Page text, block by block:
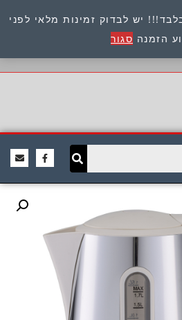
יש לבדוק זמינות מלאי לפני
הזמנה סגור
כתובת : היוזמים 9 אור יהודה שירות לקוחות 054-
8945722